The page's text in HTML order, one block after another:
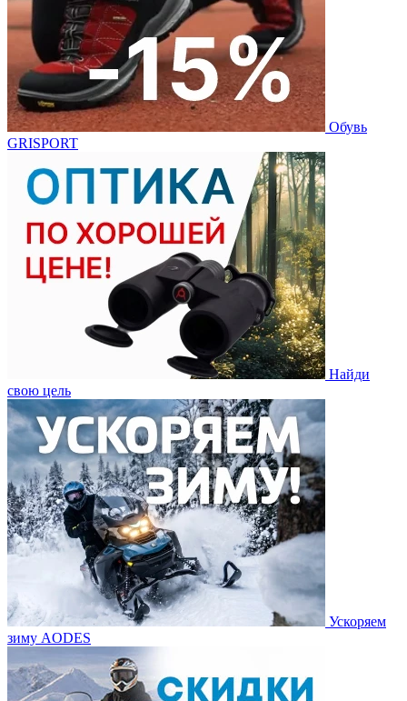
Обувь
GRISPORT
Найди
свою цель
Ускоряем
зиму AODES